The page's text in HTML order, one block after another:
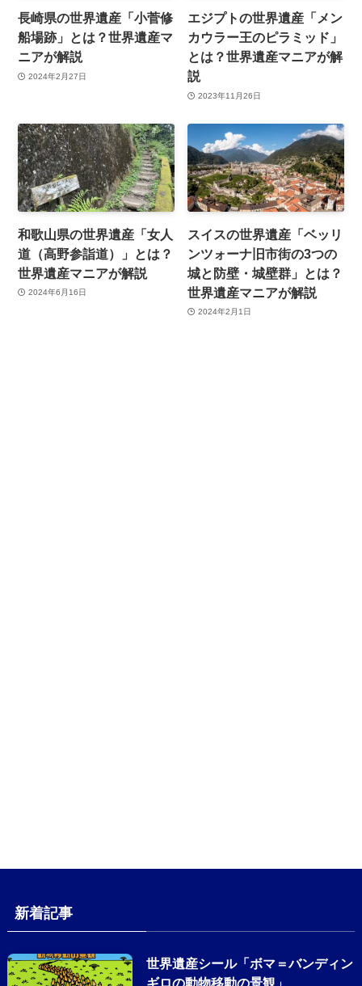
長崎県の世界遺産「小菅修
船場跡」とは？世界遺産マ
ニアが解説
2024年2月27日
エジプトの世界遺産「メン
カウラー王のピラミッド」
とは？世界遺産マニアが解
説
2023年11月26日
和歌山県の世界遺産「女人
道（高野参詣道）」とは？
世界遺産マニアが解説
2024年6月16日
スイスの世界遺産「ベッリ
ンツォーナ旧市街の3つの
城と防壁・城壁群」とは？
世界遺産マニアが解説
2024年2月1日
新着記事
世界遺産シール「ボマ＝バンディン
ギロの動物移動の景観」